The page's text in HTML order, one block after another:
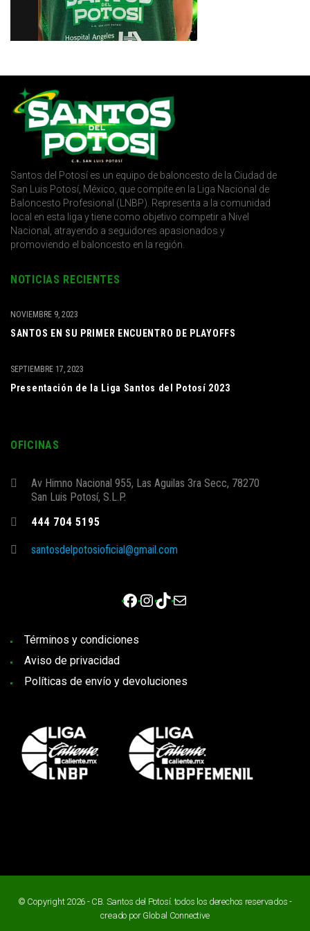
Santos del Potosí es un equipo de baloncesto de la Ciudad de
San Luis Potosí, México, que compite en la Liga Nacional de
Baloncesto Profesional (LNBP). Representa a la comunidad
local en esta liga y tiene como objetivo competir a Nivel
Nacional, atrayendo a seguidores apasionados y
promoviendo el baloncesto en la región.
NOTICIAS RECIENTES
SANTOS EN SU PRIMER ENCUENTRO DE PLAYOFFS
NOVIEMBRE 9, 2023
Presentación de la Liga Santos del Potosí 2023
SEPTIEMBRE 17, 2023
OFICINAS
Av Himno Nacional 955, Las Aguilas 3ra Secc, 78270
San Luis Potosí, S.L.P.
444 704 5195
santosdelpotosioficial@gmail.com
Facebook
Instagram
TikTok
Correo electrónico
Términos y condiciones
Aviso de privacidad
Políticas de envío y devoluciones
© Copyright 2026 - CB. Santos del Potosí. todos los derechos reservados -
creado por Global Connective